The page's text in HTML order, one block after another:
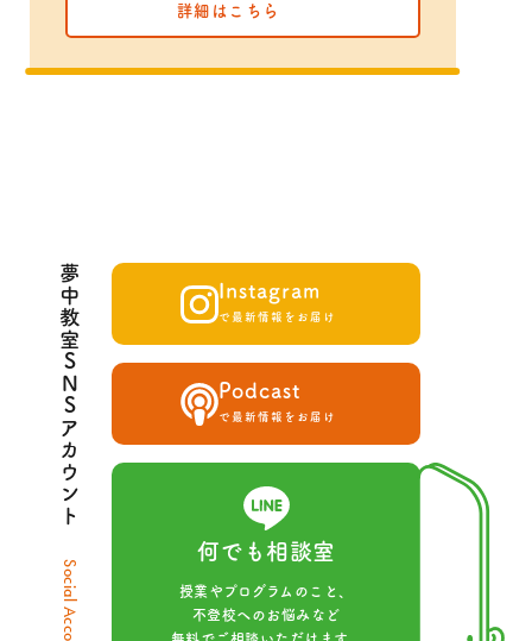
詳細はこちら
夢中教室SNSアカウント
Social Account
Instagram
で最新情報をお届け
Podcast
で最新情報をお届け
何でも相談室
授業やプログラムのこと、
不登校へのお悩みなど